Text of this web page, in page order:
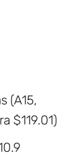
(A15,
$119.01)